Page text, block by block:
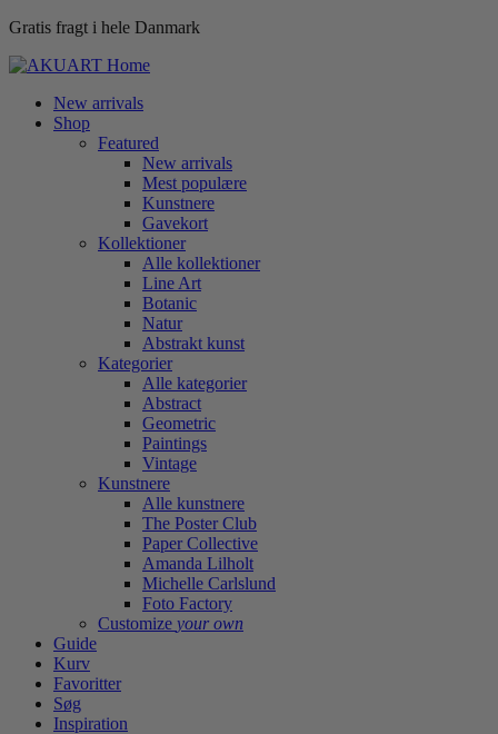
Gratis fragt i hele Danmark
New arrivals
Shop
Featured
New arrivals
Mest populære
Kunstnere
Gavekort
Kollektioner
Alle kollektioner
Line Art
Botanic
Natur
Abstrakt kunst
Kategorier
Alle kategorier
Abstract
Geometric
Paintings
Vintage
Kunstnere
Alle kunstnere
The Poster Club
Paper Collective
Amanda Lilholt
Michelle Carlslund
Foto Factory
Customize your own
Guide
Kurv
Favoritter
Søg
Inspiration